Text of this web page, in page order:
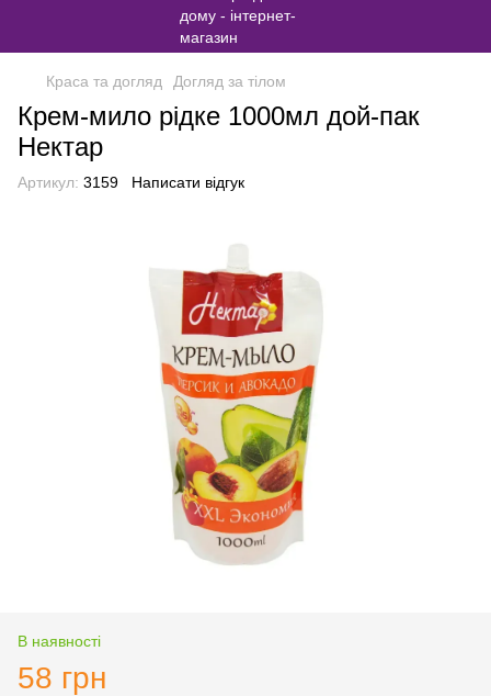
Краса та догляд Догляд за тілом
Крем-мило рідке 1000мл дой-пак
Нектар
Артикул: 3159 Написати відгук
В наявності
58 грн